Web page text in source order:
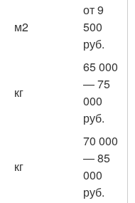
м2
от 9
500
руб.
кг
65 000
— 75
000
руб.
кг
70 000
— 85
000
руб.